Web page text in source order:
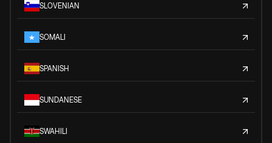
SLOVENIAN
SOMALI
SPANISH
SUNDANESE
SWAHILI